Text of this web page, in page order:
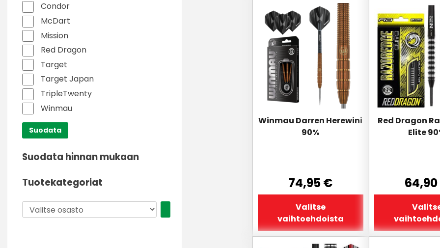
Condor
McDart
Mission
Red Dragon
Target
Target Japan
TripleTwenty
Winmau
Suodata
Suodata hinnan mukaan
Tuotekategoriat
Valitse
osasto
Winmau Darren Herewini
90%
74,95€
Valitse
vaihtoehdoista
Tällä
tuotteella
useampi
muunnelma.
Voit
tehdä
valinnat
tuotteen
sivulla.
Red Dragon
Elite
64,90
tuotteella
on
useampi
muunnelma.
Voit
tehdä
valinnat
tuotteen